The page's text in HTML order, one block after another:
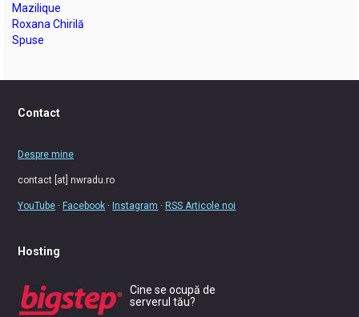
Mazilique
Roxana Chirilă
Spuse
Contact
Despre mine
contact [at] nwradu.ro
YouTube · Facebook · Instagram · RSS Articole noi
Hosting
Cine se ocupă de
serverul tău?